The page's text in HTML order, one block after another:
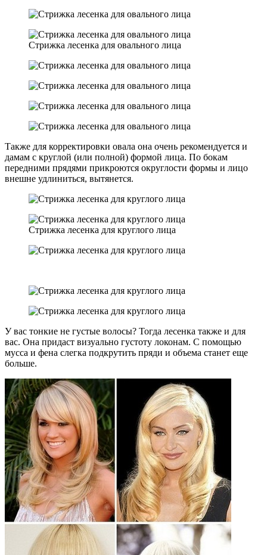
Стрижка лесенка для овального лица
Также для корректировки овала она очень рекомендуется и
дамам с круглой (или полной) формой лица. По бокам
передними прядями прикроются округлости формы и лицо
внешне удлиниться, вытянется.
Стрижка лесенка для круглого лица
У вас тонкие не густые волосы? Тогда лесенка также и для
вас. Она придаст визуально густоту локонам. С помощью
мусса и фена слегка подкрутить пряди и объема станет еще
больше.